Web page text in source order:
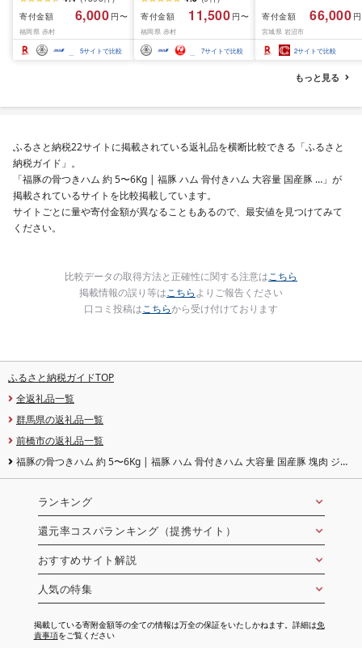
令和8年産ふくきらり 夢
つくし 5kg 10kg 15kg
20kg [選べる品種・内容
量・出荷時期]複数原料
米 白米 精米 国産 限定
寄付金額
6,000 円〜
福岡県 赤村
5サイトで比較
番:3X11R7)
寄付金額
11,500 円〜
福岡県 赤村
7サイトで比較
ん つきあかり つや姫
じのきらめき だて正夢
ひとめぼれ ササニシキ
セット 銘柄米 味比べ
リエーション お楽しみ
食味 毎日の食卓 毎月
わる 色々試せる 志賀
寄付金額 66,000
宮城県 岩沼市
2サイトで比較
もっと見る
ふるさと納税22サイトに掲載されている返礼品を横断比較できる「ふるさと
納税ガイド」。
「福豚の骨つきハム 約 5〜6Kg | 福豚 ハム 骨付きハム 大容量 国産豚 …」が
掲載されているサイトを比較掲載しています。
サイトごとに量や寄付金額が異なることもあるので、最安値を見つけてみて
ください。
比較データの取得方法と正確性に関する注意はこちら
掲載情報の誤り等はこちらよりご報告ください
口コミ投稿はこちらから受け付けております
ふるさと納税ガイドTOP
全返礼品一覧
群馬県の返礼品一覧
前橋市の返礼品一覧
福豚の骨つきハム 約 5〜6Kg | 福豚 ハム 骨付きハム 大容量 国産豚 塊肉 ジャ
ランキング
還元率コスパランキング（提携サイト）
おすすめサイト解説
人気の特集
掲載している寄附金額等の全ての情報は万全の保証をいたしかねます。詳細は免
責事項をご覧ください